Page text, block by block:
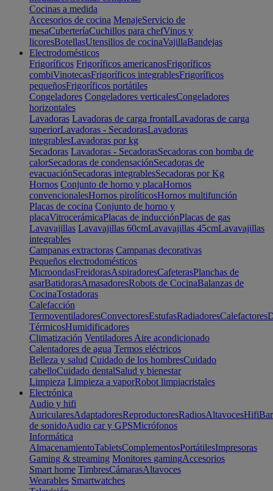
Cocinas a medida
Accesorios de cocina MenajeServicio de
mesaCuberteríaCuchillos para chefVinos y
licoresBotellasUtensilios de cocinaVajillaBandejas
Electrodomésticos
Frigoríficos Frigoríficos americanosFrigoríficos
combiVinotecasFrigoríficos integrablesFrigoríficos
pequeñosFrigoríficos portátiles
Congeladores Congeladores verticalesCongeladores
horizontales
Lavadoras Lavadoras de carga frontalLavadoras de carga
superiorLavadoras - SecadorasLavadoras
integrablesLavadoras por kg
Secadoras Lavadoras - SecadorasSecadoras con bomba de
calorSecadoras de condensaciónSecadoras de
evacuaciónSecadoras integrablesSecadoras por Kg
Hornos Conjunto de horno y placaHornos
convencionalesHornos pirolíticosHornos multifunción
Placas de cocina Conjunto de horno y
placaVitrocerámicaPlacas de inducciónPlacas de gas
Lavavajillas Lavavajillas 60cmLavavajillas 45cmLavavajillas
integrables
Campanas extractoras Campanas decorativas
Pequeños electrodomésticos
MicroondasFreidorasAspiradoresCafeterasPlanchas de
asarBatidorasAmasadoresRobots de CocinaBalanzas de
CocinaTostadoras
Calefacción
TermoventiladoresConvectoresEstufasRadiadoresCalefactores
TérmicosHumidificadores
Climatización Ventiladores Aire acondicionado
Calentadores de agua Termos eléctricos
Belleza y salud Cuidado de los hombresCuidado
cabelloCuidado dentalSalud y bienestar
Limpieza Limpieza a vaporRobot limpiacristales
Electrónica
Audio y hifi
AuricularesAdaptadoresReproductoresRadiosAltavocesHifi
de sonidoAudio car y GPSMicrófonos
Informática
AlmacenamientoTabletsComplementosPortátilesImpresoras
Gaming & streaming Monitores gamingAccesorios
Smart home TimbresCámarasAltavoces
Wearables Smartwatches